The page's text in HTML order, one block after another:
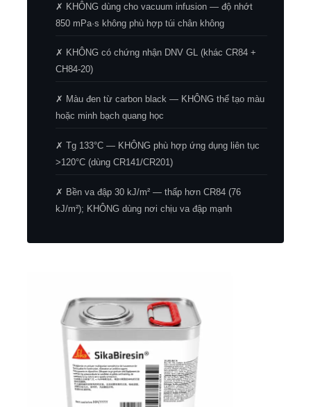
✗ KHÔNG dùng cho vacuum infusion — độ nhớt
850 mPa·s không phù hợp túi chân không
✗ KHÔNG có chứng nhận DNV GL (khác CR84 +
CH84-20)
✗ Màu đen từ carbon black — KHÔNG thể tạo màu
hoặc minh bạch quang học
✗ Tg 133°C — KHÔNG phù hợp ứng dụng liên tục
>120°C (dùng CR141/CR201)
✗ Bền va đập 30 kJ/m² — thấp hơn CR84 (76
kJ/m²); KHÔNG dùng nơi chịu va đập mạnh